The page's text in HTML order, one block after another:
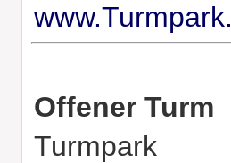
Offener Turm
Turmpark